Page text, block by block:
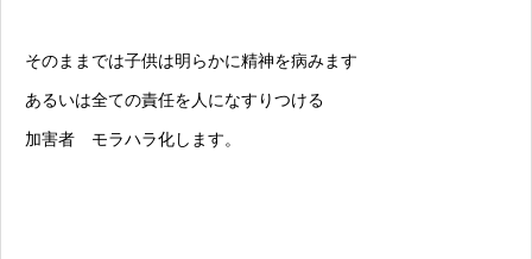
そのままでは子供は明らかに精神を病みます
あるいは全ての責任を人になすりつける
加害者 モラハラ化します。